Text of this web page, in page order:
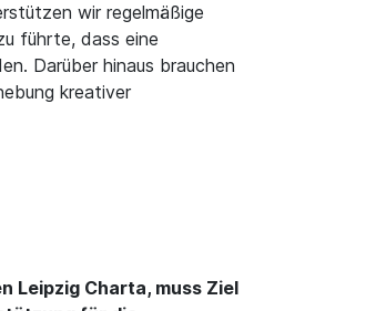
wir regelmäßige
führte, dass eine
Darüber hinaus brauchen
kreativer
Leipzig Charta, muss Ziel